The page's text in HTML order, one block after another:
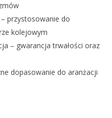
przystosowanie do
kolejowym
– gwarancja trwałości oraz
dopasowanie do aranżacji